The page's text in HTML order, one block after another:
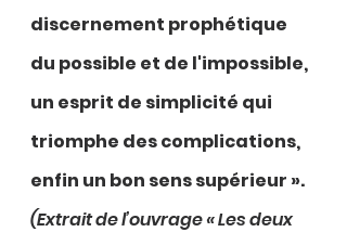
discernement prophétique
du possible et de l'impossible,
un esprit de simplicité qui
triomphe des complications,
enfin un bon sens supérieur ».
(Extrait de l’ouvrage « Les deux